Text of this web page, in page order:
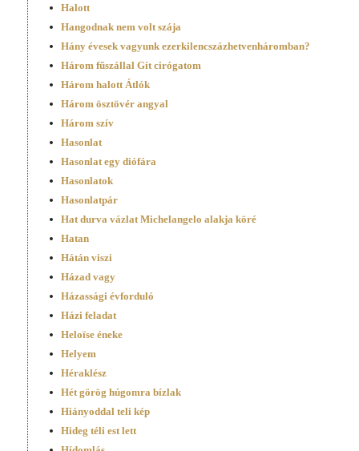
Halott
Hangodnak nem volt szája
Hány évesek vagyunk ezerkilencszáz­hetvenháromban?
Három fűszállal Gít cirógatom
Három halott Átlók
Három ösztövér angyal
Három szív
Hasonlat
Hasonlat egy diófára
Hasonlatok
Hasonlatpár
Hat durva vázlat Michelangelo alakja köré
Hatan
Hátán viszi
Házad vagy
Házassági évforduló
Házi feladat
Heloïse éneke
Helyem
Héraklész
Hét görög húgomra bízlak
Hiányoddal teli kép
Hideg téli est lett